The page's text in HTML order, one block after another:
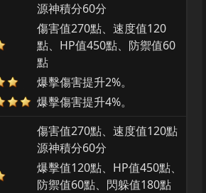
源神積分60分
傷害值270點、速度值120
點、HP值450點、防禦值60
點
爆擊傷害提升2%。
爆擊傷害提升4%。
傷害值270點、速度值120點
源神積分60分
爆擊值120點、HP值450點、
防禦值60點、閃躲值180點